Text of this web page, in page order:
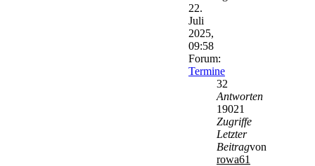
22.
Juli
2025,
09:58
Forum:
Termine
32
Antworten
19021
Zugriffe
Letzter
Beitragvon
rowa61